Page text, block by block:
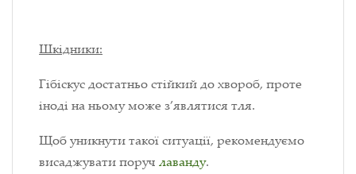
Шкідники:
Гібіскус достатньо стійкий до хвороб, проте
іноді на ньому може з’являтися тля.
Щоб уникнути такої ситуації, рекомендуємо
висаджувати поруч лаванду.